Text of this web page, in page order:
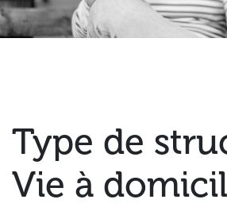
Type de
Vie à